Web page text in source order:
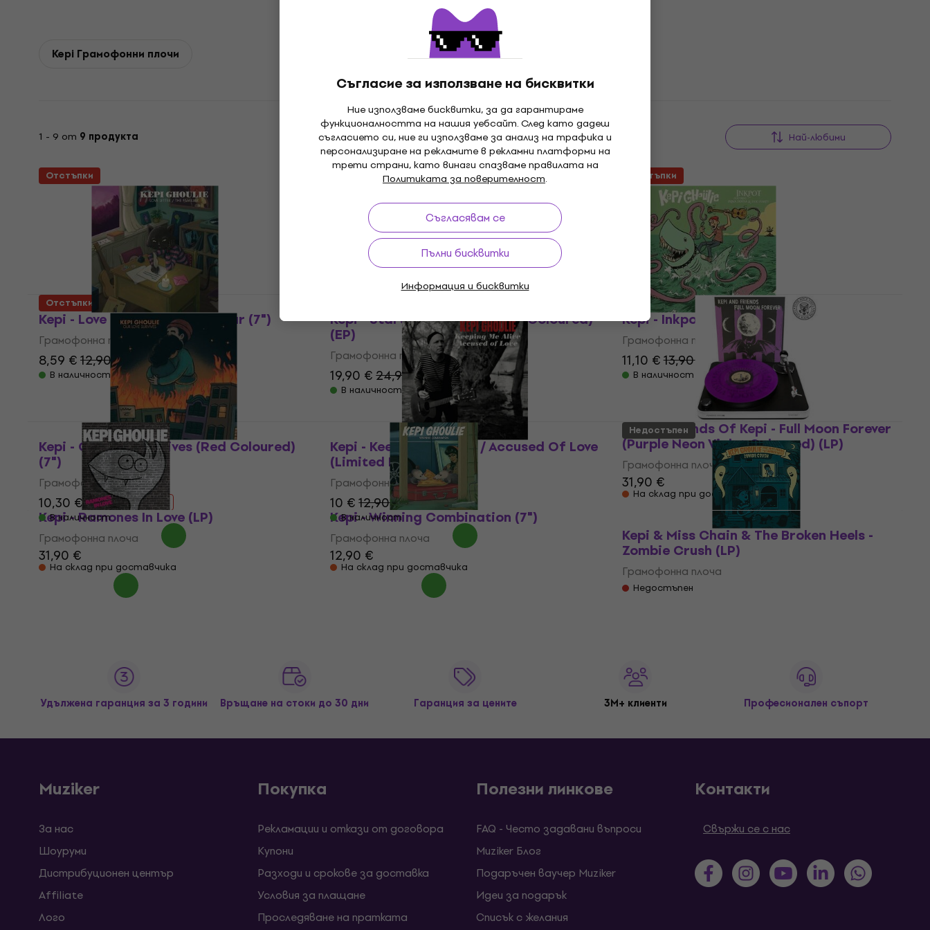
Съгласие за използване на бисквитки
Ние използваме бисквитки, за да гарантираме
функционалността на нашия уебсайт. След като дадеш
съгласието си, ние ги използваме за анализ на трафика и
персонализиране на рекламите в рекламни платформи на
трети страни, като винаги спазваме правилата на
Политиката за поверителност.
Съгласявам се
Пълни бисквитки
Информация и бисквитки
Kepi Грамофонни плочи
1 - 9 от 9 продукта Най-любими
Отстъпки
Kepi - Love Letter / The Familiar (7")
Грамофонна плоча
8,59 €12,90 €
- 33 %
В наличност
Отстъпки
Kepi - Start Me Up (Sun Yellow Coloured)
(EP)
Грамофонна плоча
19,90 €24,90 €
- 20 %
В наличност
Отстъпки
Kepi - Inkpot (Coloured) (7")
Грамофонна плоча
11,10 €13,90 €
- 20 %
В наличност
Отстъпки
Kepi - Our Love Survives (Red Coloured)
(7")
Грамофонна плоча
10,30 €12,90 €
- 20 %
В наличност
Kepi - Keeping Me Alive / Accused Of Love
(Limited Edition) (7")
Грамофонна плоча
10 €12,90 €
- 22 %
В наличност
Kepi & Friends Of Kepi - Full Moon Forever
(Purple Neon Violet Coloured) (LP)
Грамофонна плоча
31,90 €
На склад при доставчика
Kepi - Ramones In Love (LP)
Грамофонна плоча
31,90 €
На склад при доставчика
Kepi - Winning Combination (7")
Грамофонна плоча
12,90 €
На склад при доставчика
Недостъпен
Kepi & Miss Chain & The Broken Heels -
Zombie Crush (LP)
Грамофонна плоча
Недостъпен
Удължена гаранция за 3 години Връщане на стоки до 30 дни Гаранция за цените 3M+ клиенти Професионален съпорт
Muziker
За нас
Шоуруми
Дистрибуционен център
Affiliate
Лого
Покупка
Рекламации и откази от договора
Kупони
Разходи и срокове за доставка
Условия за плащане
Проследяване на пратката
Полезни линкове
FAQ - Често задавани въпроси
Muziker Блог
Подаръчен ваучер Muziker
Идеи за подарък
Списък с желания
Контакти
Свържи се с нас